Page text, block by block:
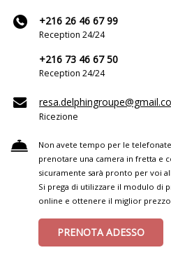
+216 26 46 67 99
Reception 24/24
+216 73 46 67 50
Reception 24/24
Ricezione
Non avete tempo per le
prenotare una camera in fretta e
sicuramente sarà pronto per voi
Si prega di utilizzare il modulo di
online e ottenere il miglior
PRENOTA ADESSO